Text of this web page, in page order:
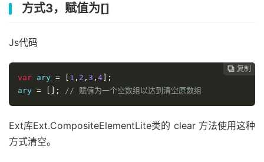
方式3，赋值为[]
Js代码
 复制
 复制
 复制
 复制
var ary = [ 1 , 2 , 3 , 4];
ary = []; // 赋值为一个空数组以达到清空原数组
Ext库Ext.CompositeElementLite类的 clear 方法使用这种
方式清空。